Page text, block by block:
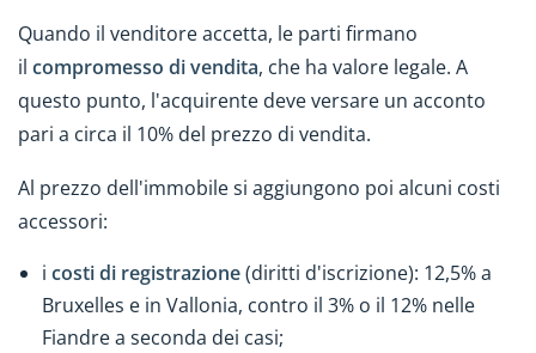
Quando il venditore accetta, le parti firmano
il compromesso di vendita, che ha valore legale. A
questo punto, l'acquirente deve versare un acconto
pari a circa il 10% del prezzo di vendita.
Al prezzo dell'immobile si aggiungono poi alcuni costi
accessori:
i costi di registrazione(diritti d'iscrizione): 12,5% a
Bruxelles e in Vallonia, contro il 3% o il 12% nelle
Fiandre a seconda dei casi;